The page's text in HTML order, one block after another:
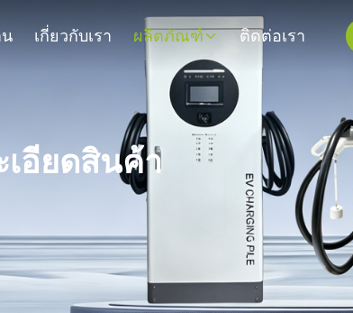
เกี่ยวกับเรา ผลิตภัณฑ์ ติดต่อเรา
เอียดสินค้า